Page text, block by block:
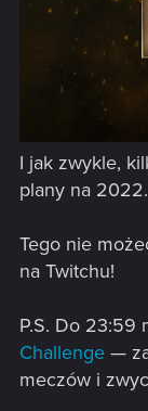
I jak zwykle,
plany na 2022.
Tego nie
na Twitchu!
P.S. Do 23:59
Challenge —
meczów i